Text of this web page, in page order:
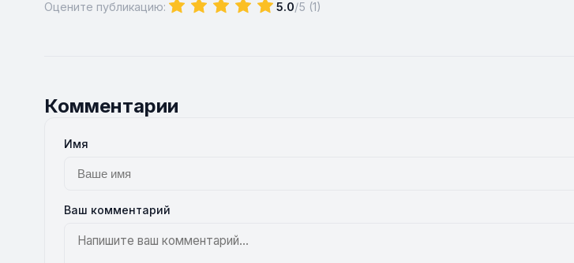
Оцените публикацию: 5.0/5 (1)
Комментарии
Имя
Ваш комментарий